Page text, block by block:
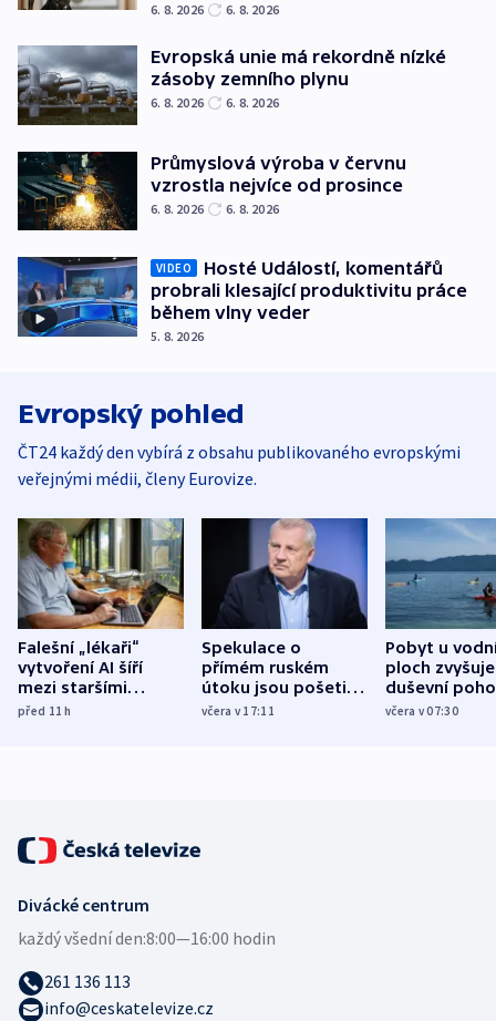
6. 8. 2026 6. 8. 2026
Evropská unie má rekordně nízké
zásoby zemního plynu
6. 8. 2026 6. 8. 2026
Průmyslová výroba v červnu
vzrostla nejvíce od prosince
6. 8. 2026 6. 8. 2026
VIDEO
Hosté Událostí, komentářů
probrali klesající produktivitu práce
během vlny veder
5. 8. 2026
Evropský pohled
ČT24 každý den vybírá z obsahu publikovaného evropskými
veřejnými médii, členy Eurovize.
Falešní „lékaři“
vytvoření AI šíří
mezi staršími
Poláky nebezpečné
před 11h
Spekulace o
přímém ruském
útoku jsou pošetilé,
míní estonský
včera v 17:11
Pobyt u
ploch zvyšuje
duševní
ukázala
včera v 07:30
Divácké centrum
každý všední den:8:00—16:00 hodin
261 136 113
info@ceskatelevize.cz